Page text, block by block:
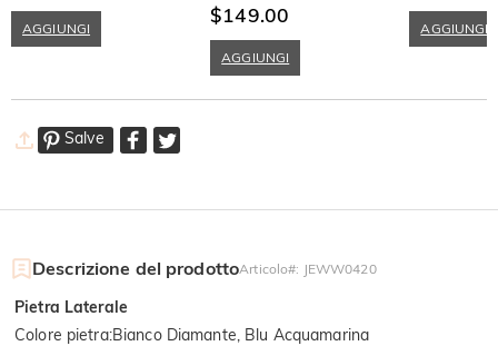
AGGIUNGI
$149.00
AGGIUNGI
Bianco
AGGIUNGI
Salve
Descrizione del prodottoArticolo#: JEWW0420
Pietra Laterale
Colore pietra:Bianco Diamante, Blu Acquamarina